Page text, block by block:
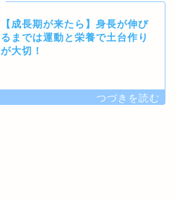
【成長期が来たら】身長が伸び
るまでは運動と栄養で土台作り
が大切！